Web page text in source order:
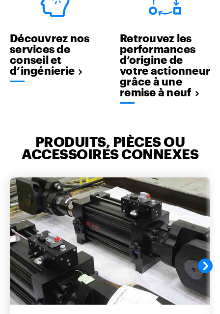
Découvrez nos
services de
conseil et
d’ingénierie
Retrouvez les
performances
d’origine de
votre actionneur
grâce à une
remise à neuf
PRODUITS, PIÈCES OU
ACCESSOIRES CONNEXES